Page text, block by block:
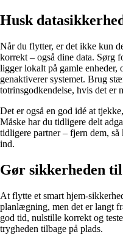
Husk
Når du flytter, er det ikke kun
korrekt – også dine data. Sørg
ligger lokalt på gamle enheder,
genaktiverer systemet. Brug
totrinsgodkendelse, hvis det er
Det er også en god idé at
Måske har du tidligere delt
tidligere partner – fjern dem,
ind.
Gør sikkerheden
At flytte et smart hjem-
planlægning, men det er langt
god tid, nulstille korrekt og
trygheden tilbage på plads.